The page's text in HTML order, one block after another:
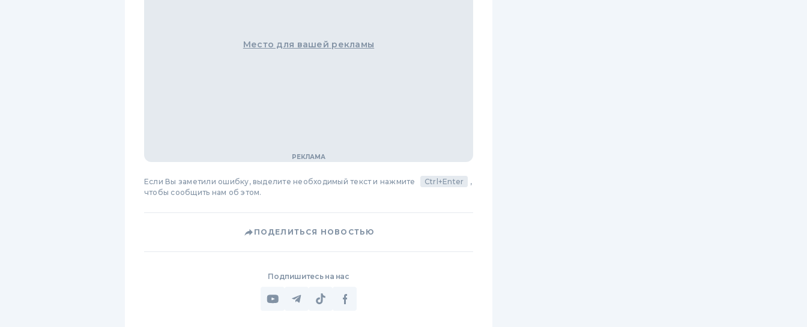
Место для вашей рекламы
Если Вы заметили ошибку, выделите необходимый текст и нажмите Ctrl+Enter
,
чтобы сообщить нам об этом.
ПОДЕЛИТЬСЯ НОВОСТЬЮ
Подпишитесь на нас